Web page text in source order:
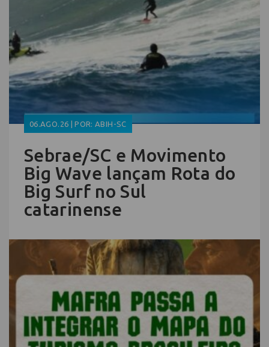
06.AGO.26 | POR: ABIH-SC
Sebrae/SC e Movimento
Big Wave lançam Rota do
Big Surf no Sul
catarinense